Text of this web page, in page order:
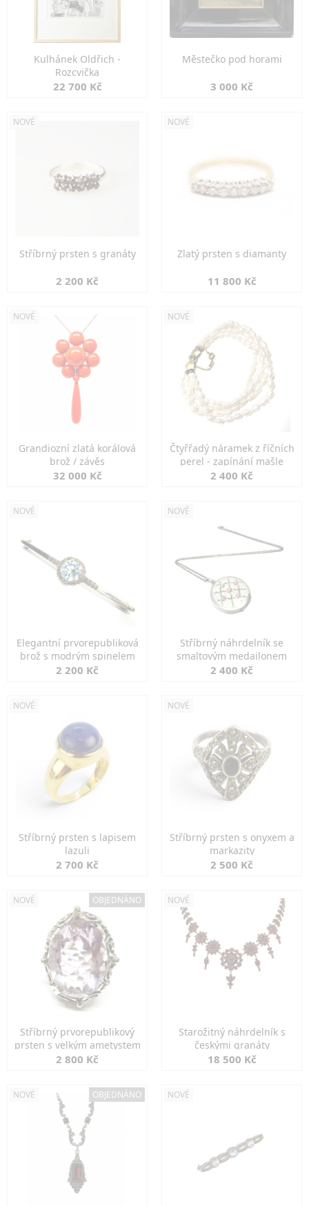
Kulhánek Oldřich -
Rozcvička
22 700 Kč
Městečko pod horami
3 000 Kč
NOVÉ
Stříbrný prsten s granáty
2 200 Kč
NOVÉ
Zlatý prsten s diamanty
11 800 Kč
NOVÉ
Grandiozní zlatá korálová
brož / závěs
32 000 Kč
NOVÉ
Čtyřřadý náramek z říčních
perel - zapínání mašle
2 400 Kč
NOVÉ
Elegantní prvorepubliková
brož s modrým spinelem
2 200 Kč
NOVÉ
Stříbrný náhrdelník se
smaltovým medailonem
2 400 Kč
NOVÉ
Stříbrný prsten s lapisem
lazuli
2 700 Kč
NOVÉ
Stříbrný prsten s onyxem a
markazity
2 500 Kč
NOVÉ OBJEDNÁNO
Stříbrný prvorepublikový
prsten s velkým ametystem
2 800 Kč
NOVÉ
Starožitný náhrdelník s
českými granáty
18 500 Kč
NOVÉ OBJEDNÁNO NOVÉ